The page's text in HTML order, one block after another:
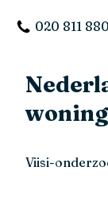
020 811
Viisi-